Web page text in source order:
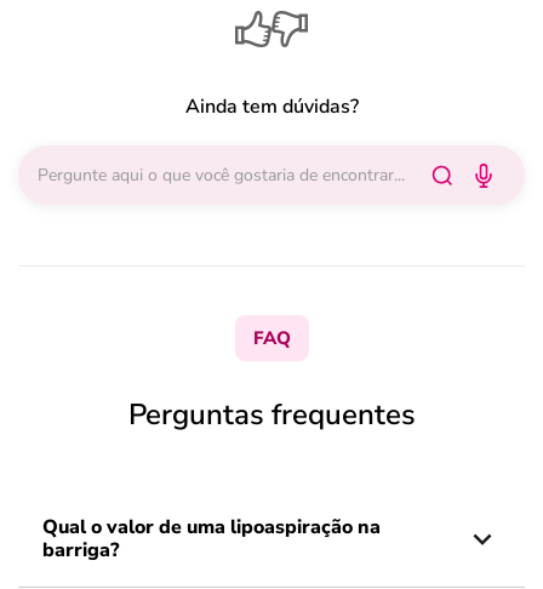
Ainda tem dúvidas?
FAQ
Perguntas frequentes
Qual o valor de uma lipoaspiração na
barriga?